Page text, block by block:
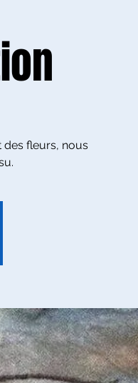
des fleurs, nous